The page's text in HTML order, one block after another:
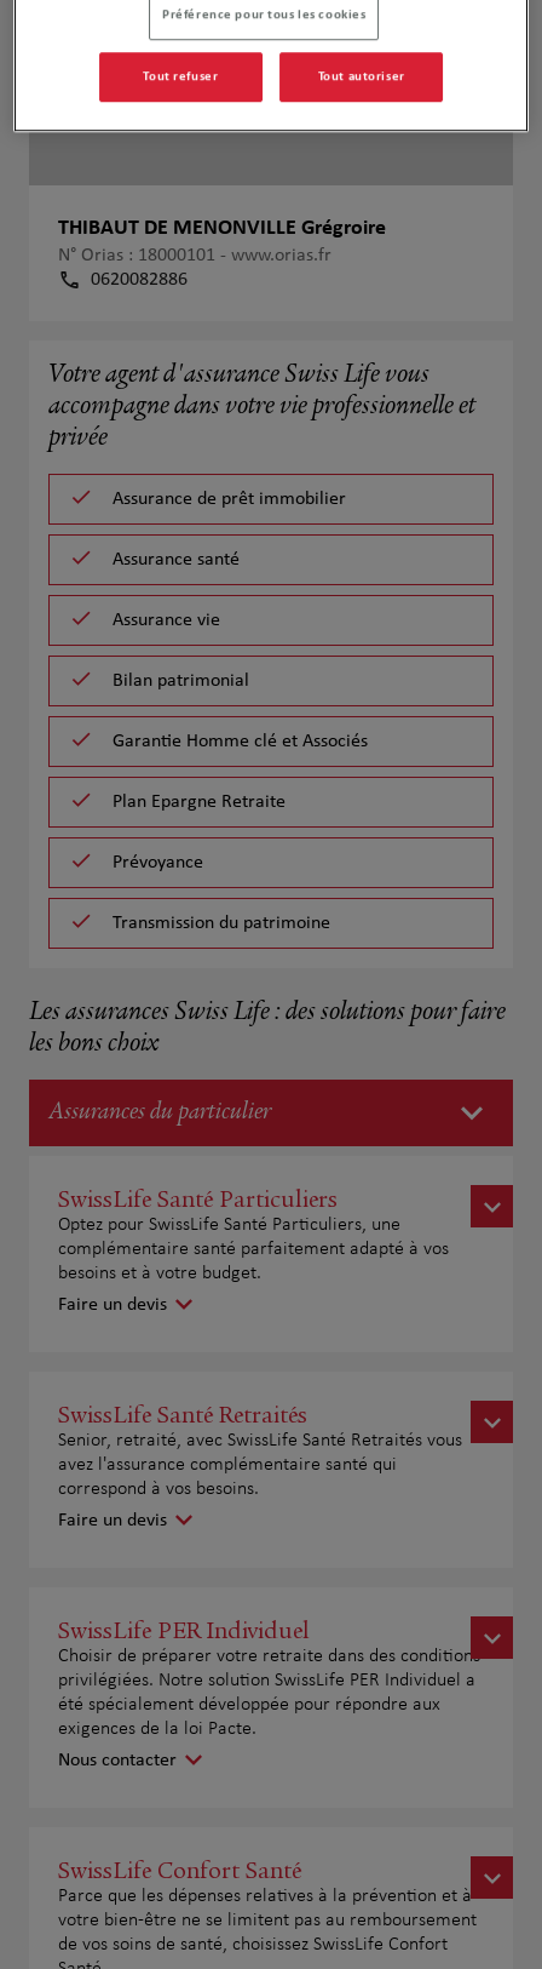
THIBAUT DE MENONVILLE Grégroire
N° Orias : 18000101 - www.orias.fr
0620082886
Votre agent d'assurance Swiss Life vous
accompagne dans votre vie professionnelle et
privée
Assurance de prêt immobilier
Assurance santé
Assurance vie
Bilan patrimonial
Garantie Homme clé et Associés
Plan Epargne Retraite
Prévoyance
Transmission du patrimoine
Les assurances Swiss Life : des solutions pour faire
les bons choix
Assurances du particulier
SwissLife Santé Particuliers
Optez pour SwissLife Santé Particuliers, une
complémentaire santé parfaitement adapté à vos
besoins et à votre budget.
Faire un devis
SwissLife Santé Retraités
Senior, retraité, avec SwissLife Santé Retraités vous
avez l'assurance complémentaire santé qui
correspond à vos besoins.
Faire un devis
SwissLife PER Individuel
Choisir de préparer votre retraite dans des conditions
privilégiées. Notre solution SwissLife PER Individuel a
été spécialement développée pour répondre aux
exigences de la loi Pacte.
Nous contacter
SwissLife Confort Santé
Parce que les dépenses relatives à la prévention et à
votre bien-être ne se limitent pas au remboursement
de vos soins de santé, choisissez SwissLife Confort
Préférence pour tous les cookies
Tout refuser Tout autoriser